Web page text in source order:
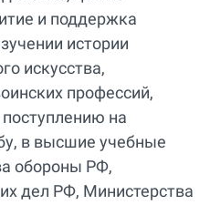
и поддержка
истории
искусства,
профессий,
на
в высшие учебные
обороны РФ,
дел РФ, Министерства